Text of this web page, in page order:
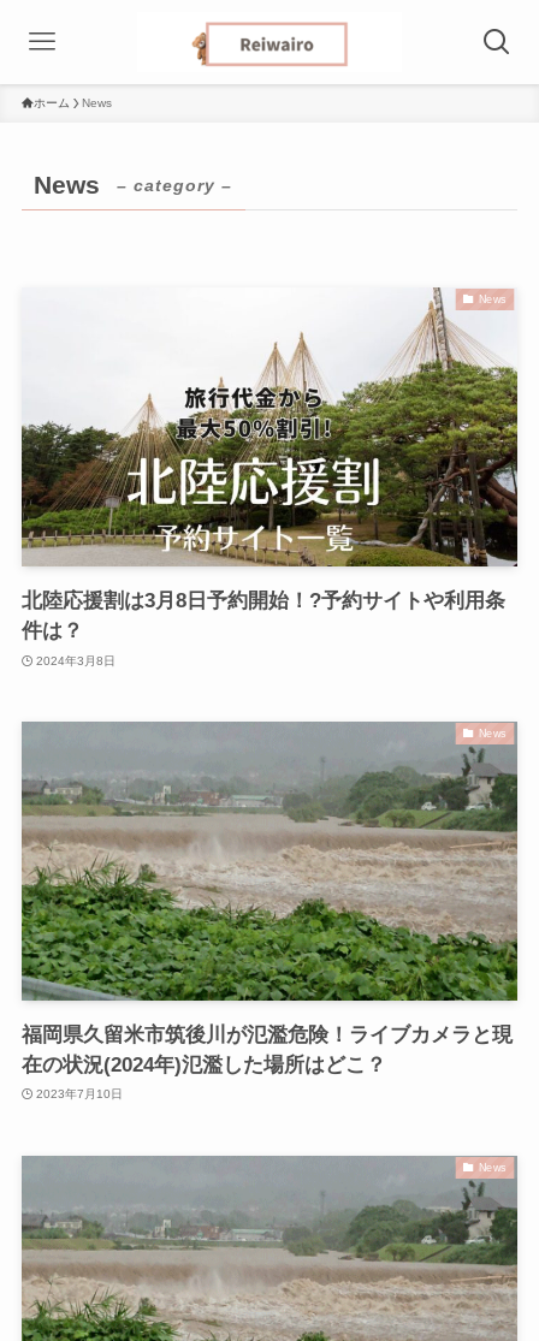
ホーム News
News – category –
News
北陸応援割は3月8日予約開始！?予約サイトや利用条
件は？
2024年3月8日
News
福岡県久留米市筑後川が氾濫危険！ライブカメラと現
在の状況(2024年)氾濫した場所はどこ？
2023年7月10日
News